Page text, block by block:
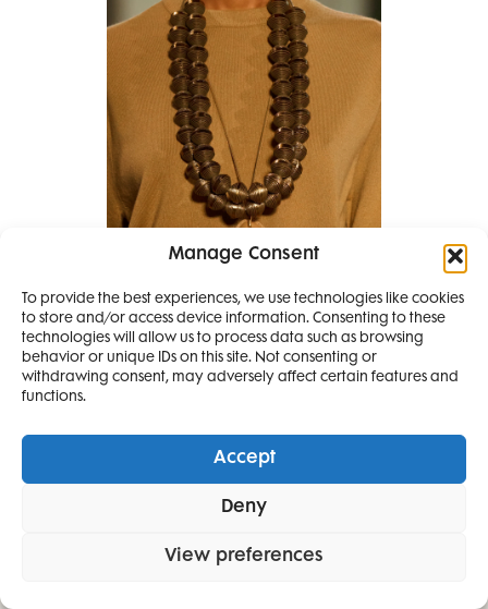
Manage Consent
To provide the best experiences, we use technologies like cookies
to store and/or access device information. Consenting to these
technologies will allow us to process data such as browsing
behavior or unique IDs on this site. Not consenting or
withdrawing consent, may adversely affect certain features and
functions.
Accept
Deny
View preferences
Nova Michael Kors kolekcija je
stvorena za putovanja i
SMANJI
4 IZDANJA
I 2 IZDANJA ELLE
DECORATIONA +
POKLON
SAMO